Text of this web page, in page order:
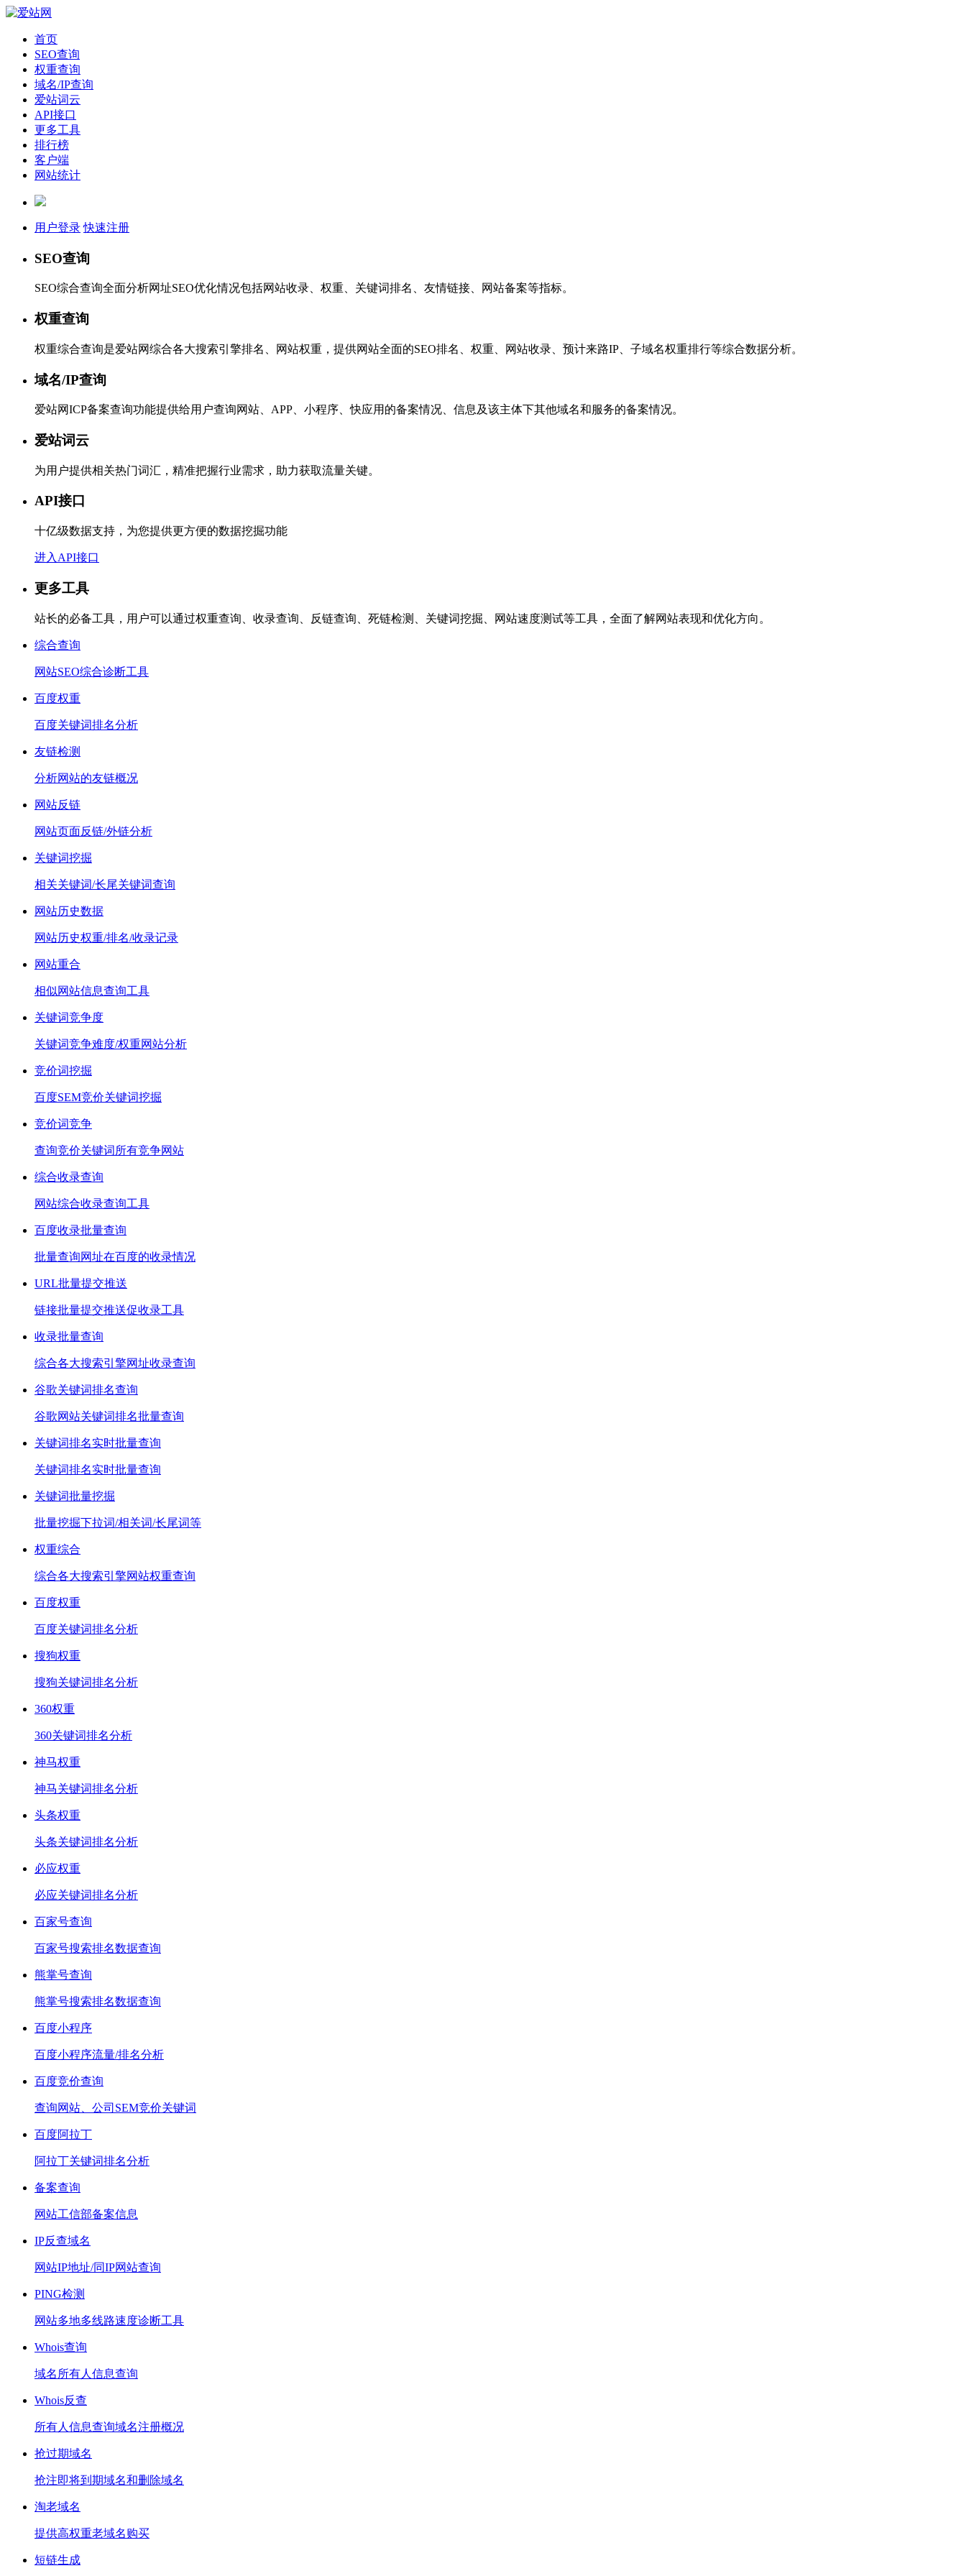
首页
SEO查询
权重查询
域名/IP查询
爱站词云
API接口
更多工具
排行榜
客户端
网站统计
用户登录 快速注册
SEO查询
SEO综合查询全面分析网址SEO优化情况包括网站收录、权重、关键词排名、友情链接、网站备案等指标。
权重查询
权重综合查询是爱站网综合各大搜索引擎排名、网站权重，提供网站全面的SEO排名、权重、网站收录、预计来路IP、子域名权重排行等综合数据分析。
域名/IP查询
爱站网ICP备案查询功能提供给用户查询网站、APP、小程序、快应用的备案情况、信息及该主体下其他域名和服务的备案情况。
爱站词云
为用户提供相关热门词汇，精准把握行业需求，助力获取流量关键。
API接口
十亿级数据支持，为您提供更方便的数据挖掘功能
进入API接口
更多工具
站长的必备工具，用户可以通过权重查询、收录查询、反链查询、死链检测、关键词挖掘、网站速度测试等工具，全面了解网站表现和优化方向。
综合查询
网站SEO综合诊断工具
百度权重
百度关键词排名分析
友链检测
分析网站的友链概况
网站反链
网站页面反链/外链分析
关键词挖掘
相关关键词/长尾关键词查询
网站历史数据
网站历史权重/排名/收录记录
网站重合
相似网站信息查询工具
关键词竞争度
关键词竞争难度/权重网站分析
竞价词挖掘
百度SEM竞价关键词挖掘
竞价词竞争
查询竞价关键词所有竞争网站
综合收录查询
网站综合收录查询工具
百度收录批量查询
批量查询网址在百度的收录情况
URL批量提交推送
链接批量提交推送促收录工具
收录批量查询
综合各大搜索引擎网址收录查询
谷歌关键词排名查询
谷歌网站关键词排名批量查询
关键词排名实时批量查询
关键词排名实时批量查询
关键词批量挖掘
批量挖掘下拉词/相关词/长尾词等
权重综合
综合各大搜索引擎网站权重查询
百度权重
百度关键词排名分析
搜狗权重
搜狗关键词排名分析
360权重
360关键词排名分析
神马权重
神马关键词排名分析
头条权重
头条关键词排名分析
必应权重
必应关键词排名分析
百家号查询
百家号搜索排名数据查询
熊掌号查询
熊掌号搜索排名数据查询
百度小程序
百度小程序流量/排名分析
百度竞价查询
查询网站、公司SEM竞价关键词
百度阿拉丁
阿拉丁关键词排名分析
备案查询
网站工信部备案信息
IP反查域名
网站IP地址/同IP网站查询
PING检测
网站多地多线路速度诊断工具
Whois查询
域名所有人信息查询
Whois反查
所有人信息查询域名注册概况
抢过期域名
抢注即将到期域名和删除域名
淘老域名
提供高权重老域名购买
短链生成